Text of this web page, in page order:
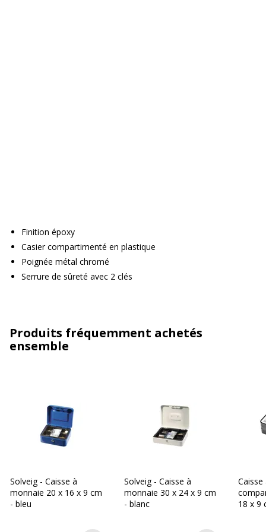
Finition époxy
Casier compartimenté en plastique
Poignée métal chromé
Serrure de sûreté avec 2 clés
Produits fréquemment achetés
ensemble
Solveig - Caisse à
monnaie 20 x 16 x 9 cm
- bleu
Solveig - Caisse à
monnaie 30 x 24 x 9 cm
- blanc
18 x 9